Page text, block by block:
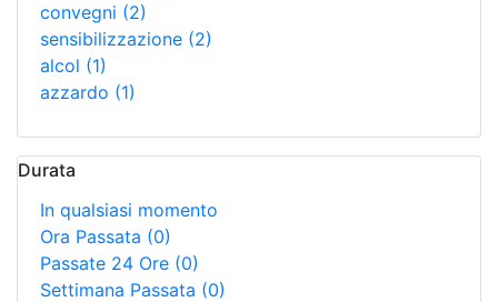
convegni (2)
sensibilizzazione (2)
alcol (1)
azzardo (1)
Durata
In qualsiasi momento
Ora Passata (0)
Passate 24 Ore (0)
Settimana Passata (0)